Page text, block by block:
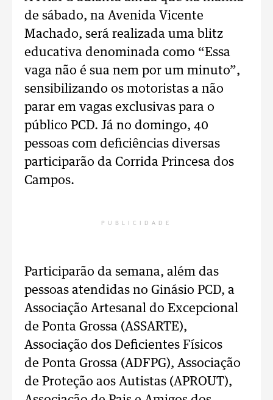
de sábado, na Avenida Vicente
Machado, será realizada uma blitz
educativa denominada como “Essa
vaga não é sua nem por um minuto”,
sensibilizando os motoristas a não
parar em vagas exclusivas para o
público PCD. Já no domingo, 40
pessoas com deficiências diversas
participarão da Corrida Princesa dos
Campos.
PUBLICIDADE
Participarão da semana, além das
pessoas atendidas no Ginásio PCD, a
Associação Artesanal do Excepcional
de Ponta Grossa (ASSARTE),
Associação dos Deficientes Físicos
de Ponta Grossa (ADFPG), Associação
de Proteção aos Autistas (APROUT),